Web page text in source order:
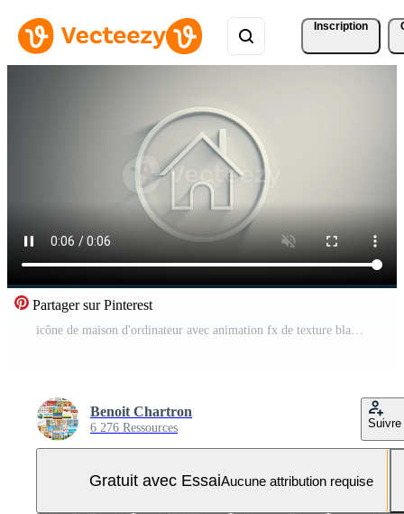
Inscription
Partager sur Pinterest
icône de maison d'ordinateur avec animation fx de texture blanche Vidéo Pro
Benoit Chartron
6 276 Ressources Suivre
Gratuit avec EssaiAucune attribution requise